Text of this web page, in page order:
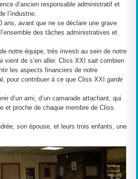
d’ancien responsable administratif et
l’industrie.
ans, avant que ne se déclare une grave
des tâches administratives et
notre équipe, très investi au sein de notre
vient de s’en aller. Cliss XXI sait combien
les aspects financiers de notre
pour contribuer à ce que Cliss XXIgarde
d’un ami, d’un camarade attachant, qui
et proche de chaque membre de Cliss
son épouse, et leurs trois enfants, une